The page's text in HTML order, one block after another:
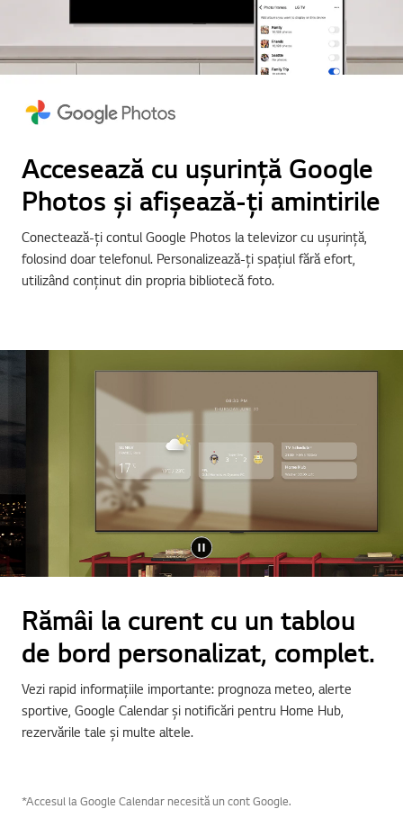
Accesează cu ușurință Google
Photos și afișează-ți amintirile
Conectează-ți contul Google Photos la televizor cu ușurință,
folosind doar telefonul. Personalizează-ți spațiul fără efort,
utilizând conținut din propria bibliotecă foto.
Rămâi la curent cu un tablou
de bord personalizat, complet.
Vezi rapid informațiile importante: prognoza meteo, alerte
sportive, Google Calendar și notificări pentru Home Hub,
rezervările tale și multe altele.
*Accesul la Google Calendar necesită un cont Google.